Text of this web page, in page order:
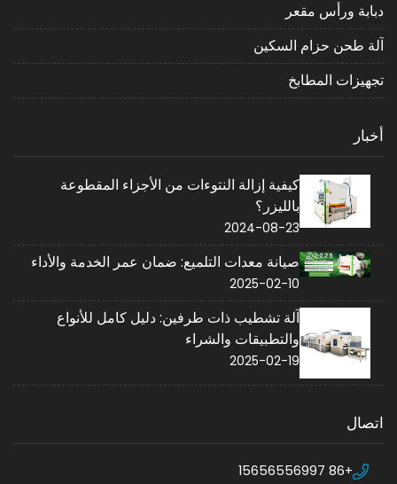
دبابة ورأس مقعر
آلة طحن حزام السكين
تجهيزات المطابخ
أخبار
كيفية إزالة النتوءات من الأجزاء المقطوعة
بالليزر؟
2024-08-23
صيانة معدات التلميع: ضمان عمر الخدمة والأداء
2025-02-10
آلة تشطيب ذات طرفين: دليل كامل للأنواع
والتطبيقات والشراء
2025-02-19
اتصال
+86 15656556997